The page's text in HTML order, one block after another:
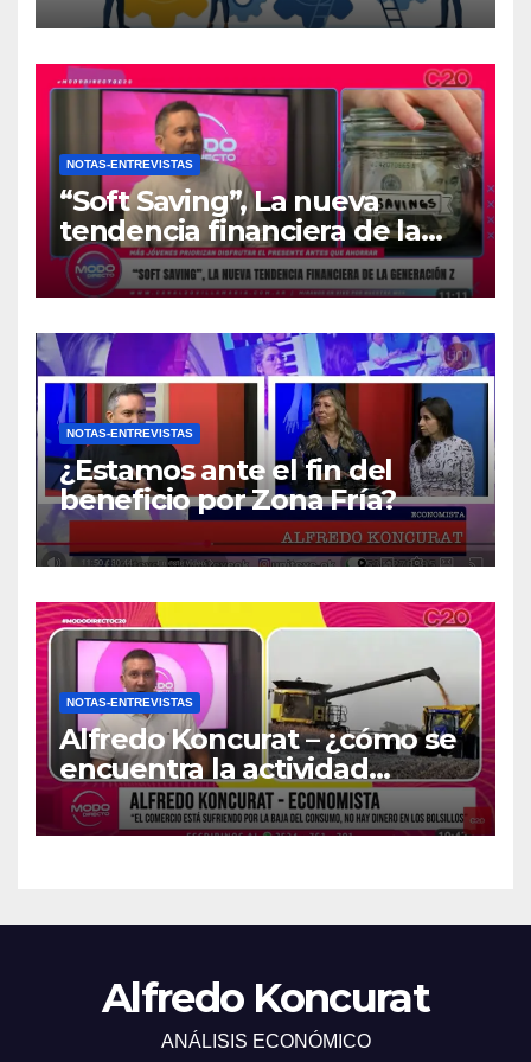
NOTAS-ENTREVISTAS
“Soft Saving”, La nueva
tendencia financiera de la
generación Z
NOTAS-ENTREVISTAS
¿Estamos ante el fin del
beneficio por Zona Fría?
NOTAS-ENTREVISTAS
Alfredo Koncurat – ¿cómo se
encuentra la actividad
económica del país?
Alfredo Koncurat
ANÁLISIS ECONÓMICO